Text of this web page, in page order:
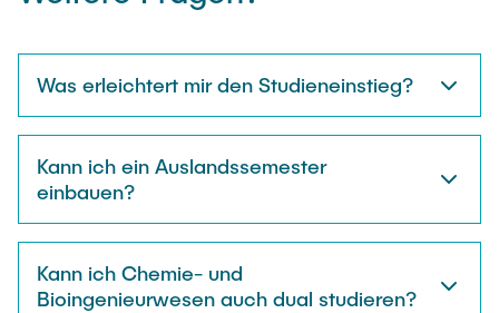
Was erleichtert mir den Studieneinstieg?
Kann ich ein Auslandssemester
einbauen?
Kann ich Chemie- und
Bioingenieurwesen auch dual studieren?